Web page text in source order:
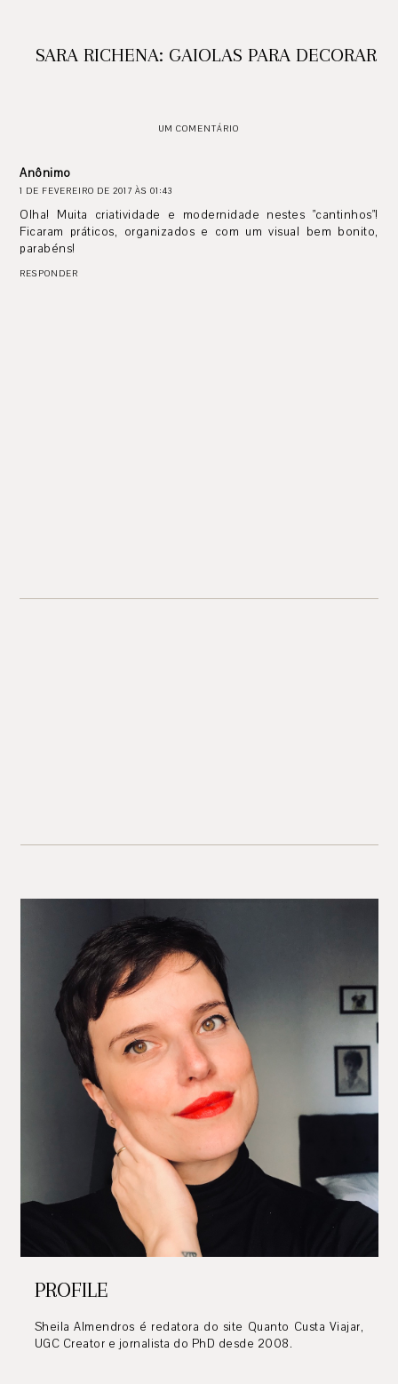
SARA RICHENA: GAIOLAS PARA DECORAR
UM COMENTÁRIO
Anônimo
1 DE FEVEREIRO DE 2017 ÀS 01:43
Olha! Muita criatividade e modernidade nestes "cantinhos"!
Ficaram práticos, organizados e com um visual bem bonito,
parabéns!
RESPONDER
PROFILE
Sheila Almendros é redatora do site Quanto Custa Viajar,
UGC Creator e jornalista do PhD desde 2008.